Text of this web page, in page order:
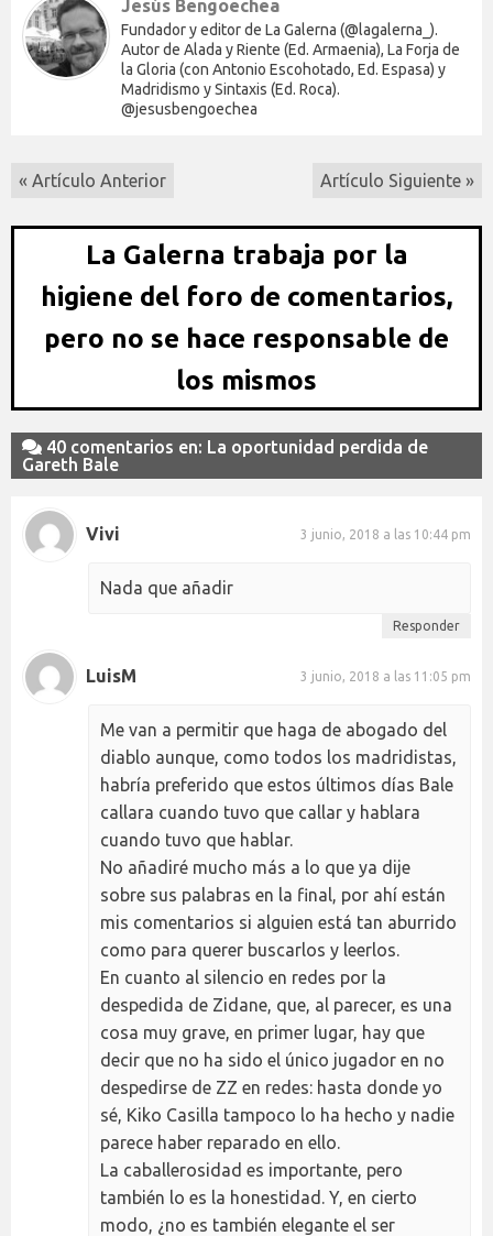
Jesús Bengoechea
Fundador y editor de La Galerna (@lagalerna_).
Autor de Alada y Riente (Ed. Armaenia), La Forja de
la Gloria (con Antonio Escohotado, Ed. Espasa) y
Madridismo y Sintaxis (Ed. Roca).
@jesusbengoechea
« Artículo Anterior Artículo Siguiente »
La Galerna trabaja por la
higiene del foro de comentarios,
pero no se hace responsable de
los mismos
40 comentarios en: La oportunidad perdida de
Gareth Bale
Vivi 3 junio, 2018 a las 10:44 pm
Nada que añadir
Responder
LuisM 3 junio, 2018 a las 11:05 pm
Me van a permitir que haga de abogado del
diablo aunque, como todos los madridistas,
habría preferido que estos últimos días Bale
callara cuando tuvo que callar y hablara
cuando tuvo que hablar.
No añadiré mucho más a lo que ya dije
sobre sus palabras en la final, por ahí están
mis comentarios si alguien está tan aburrido
como para querer buscarlos y leerlos.
En cuanto al silencio en redes por la
despedida de Zidane, que, al parecer, es una
cosa muy grave, en primer lugar, hay que
decir que no ha sido el único jugador en no
despedirse de ZZ en redes: hasta donde yo
sé, Kiko Casilla tampoco lo ha hecho y nadie
parece haber reparado en ello.
La caballerosidad es importante, pero
también lo es la honestidad. Y, en cierto
modo, ¿no es también elegante el ser